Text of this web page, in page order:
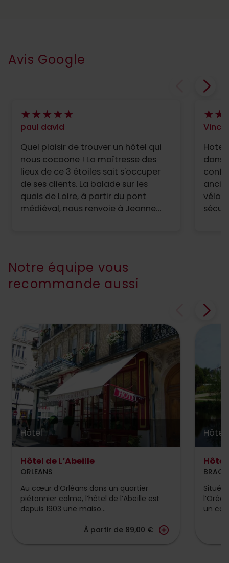
Avis Google
paul david
Quel plaisir de trouver un hôtel qui
nous cocoone ! La maîtresse des
lieux de ce 3 étoiles sait s'occuper
de ses clients. La balade sur les
quais de Loire, à partir du pont
médiéval, nous renvoie à Jeanne
La visite de l'église, à deux pas, a
amplifié les effets de mon séjour.
Hotel
dans
confortables
vélos
Notre équipe vous
recommande aussi
Hôtel
Hôtel de L’Abeille
ORLEANS
Au cœur d’Orléans dans un quartier
piétonnier calme, l’hôtel de l’Abeille est
depuis 1903 une maiso...
À partir de 89,00 € add_circle_outline
Hôtel
Hôtel
Situé
un